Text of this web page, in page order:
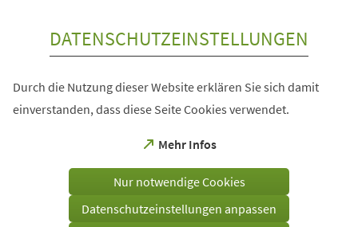
DATENSCHUTZEINSTELLUNGEN
Durch die Nutzung dieser Website erklären Sie sich damit
einverstanden, dass diese Seite Cookies verwendet.
Mehr Infos
(Öffnet
einem
Tab)
Nur notwendige Cookies
Datenschutzeinstellungen anpassen